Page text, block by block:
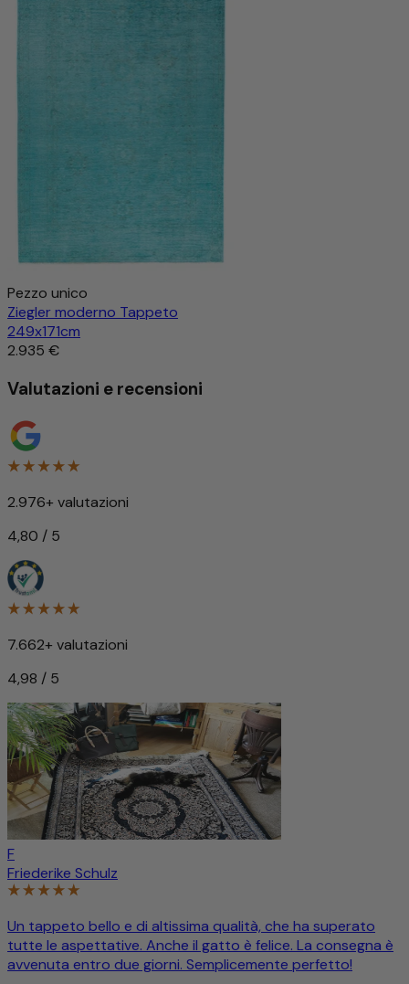
Pezzo unico
Ziegler moderno Tappeto
249x171cm
2.935 €
Valutazioni e recensioni
2.976+ valutazioni
4,80 / 5
7.662+ valutazioni
4,98 / 5
F
Friederike Schulz
Un tappeto bello e di altissima qualità, che ha superato
tutte le aspettative. Anche il gatto è felice. La consegna è
avvenuta entro due giorni. Semplicemente perfetto!